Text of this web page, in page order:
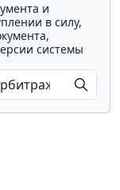
и
в силу,
системы